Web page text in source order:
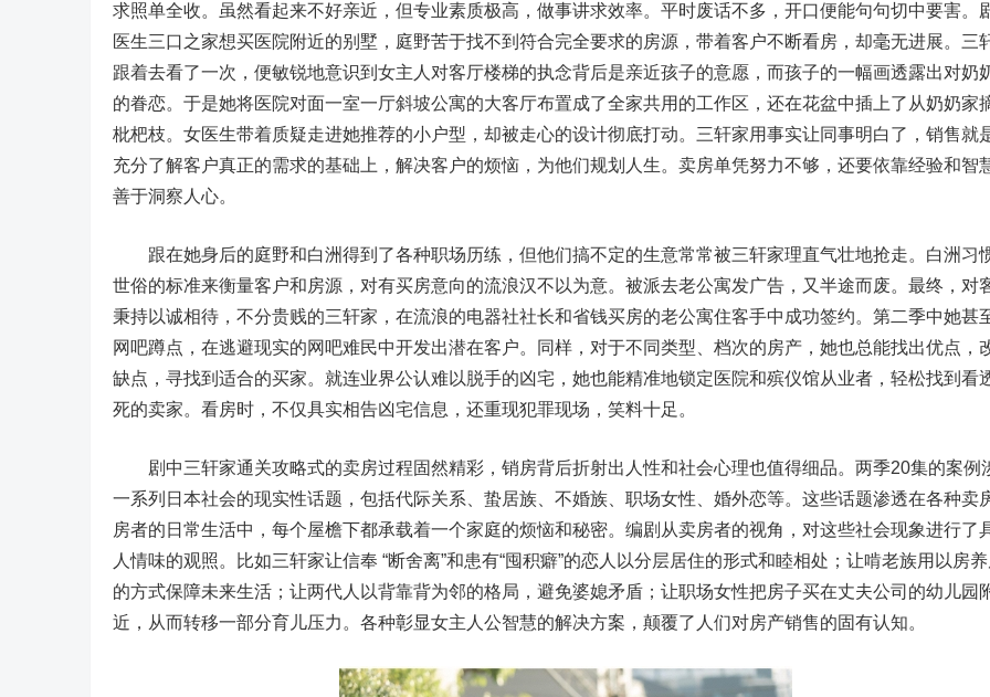
求照单全收。虽然看起来不好亲近，但专业素质极高，做事讲求效率。平时废话不多，开口便能句句切中要害。
医生三口之家想买医院附近的别墅，庭野苦于找不到符合完全要求的房源，带着客户不断看房，却毫无进展。三
跟着去看了一次，便敏锐地意识到女主人对客厅楼梯的执念背后是亲近孩子的意愿，而孩子的一幅画透露出对奶
的眷恋。于是她将医院对面一室一厅斜坡公寓的大客厅布置成了全家共用的工作区，还在花盆中插上了从奶奶家
枇杷枝。女医生带着质疑走进她推荐的小户型，却被走心的设计彻底打动。三轩家用事实让同事明白了，销售就
充分了解客户真正的需求的基础上，解决客户的烦恼，为他们规划人生。卖房单凭努力不够，还要依靠经验和智
善于洞察人心。
跟在她身后的庭野和白洲得到了各种职场历练，但他们搞不定的生意常常被三轩家理直气壮地抢走。白洲习
世俗的标准来衡量客户和房源，对有买房意向的流浪汉不以为意。被派去老公寓发广告，又半途而废。最终，对
秉持以诚相待，不分贵贱的三轩家，在流浪的电器社社长和省钱买房的老公寓住客手中成功签约。第二季中她甚
网吧蹲点，在逃避现实的网吧难民中开发出潜在客户。同样，对于不同类型、档次的房产，她也总能找出优点，
缺点，寻找到适合的买家。就连业界公认难以脱手的凶宅，她也能精准地锁定医院和殡仪馆从业者，轻松找到看
死的卖家。看房时，不仅具实相告凶宅信息，还重现犯罪现场，笑料十足。
剧中三轩家通关攻略式的卖房过程固然精彩，销房背后折射出人性和社会心理也值得细品。两季20集的案例
一系列日本社会的现实性话题，包括代际关系、蛰居族、不婚族、职场女性、婚外恋等。这些话题渗透在各种卖
房者的日常生活中，每个屋檐下都承载着一个家庭的烦恼和秘密。编剧从卖房者的视角，对这些社会现象进行了
人情味的观照。比如三轩家让信奉 “断舍离”和患有“囤积癖”的恋人以分层居住的形式和睦相处；让啃老族用以房
的方式保障未来生活；让两代人以背靠背为邻的格局，避免婆媳矛盾；让职场女性把房子买在丈夫公司的幼儿园
近，从而转移一部分育儿压力。各种彰显女主人公智慧的解决方案，颠覆了人们对房产销售的固有认知。